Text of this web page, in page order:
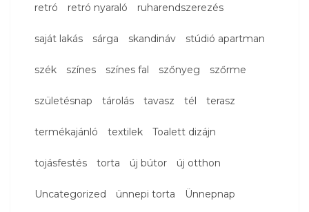
retró retró nyaraló ruharendszerezés
saját lakás sárga skandináv stúdió apartman
szék színes színes fal szőnyeg szőrme
születésnap tárolás tavasz tél terasz
termékajánló textilek Toalett dizájn
tojásfestés torta új bútor új otthon
Uncategorized ünnepi torta Ünnepnap